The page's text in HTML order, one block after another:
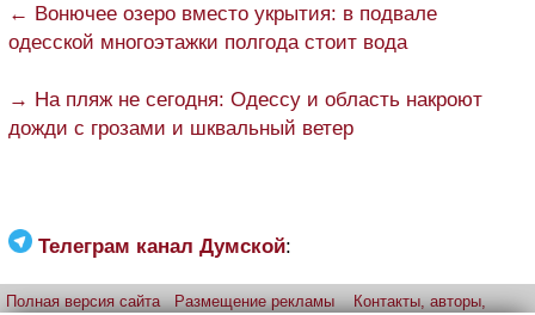
← Вонючее озеро вместо укрытия: в подвале
одесской многоэтажки полгода стоит вода
→ На пляж не сегодня: Одессу и область накроют
дожди с грозами и шквальный ветер
Телеграм канал Думской:
Полная версия сайта Размещение рекламы Контакты, авторы,